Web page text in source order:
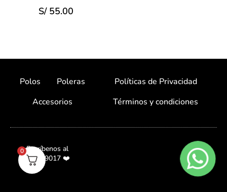
S/55.00
Polos
Poleras
Accesorios
Políticas de Privacidad
Términos y condiciones
Escríbenos al
987059017 ❤️
0